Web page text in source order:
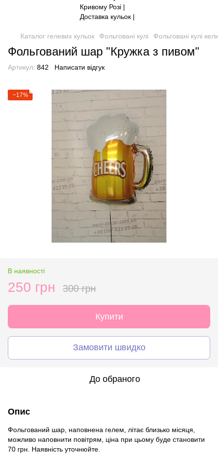
Каталог гелевих кульок Фольговані кулі Фольговані кулі
Фольгований шар "Кружка з пивом"
Артикул: 842 Написати відгук
−17%
В наявності
250 грн 300 грн
Купити
Замовити швидко
До обраного
Опис
Фольгований шар, наповнена гелем, літає близько місяця,
можливо наповнити повітрям, ціна при цьому буде становити
70 грн. Наявність уточнюйте.